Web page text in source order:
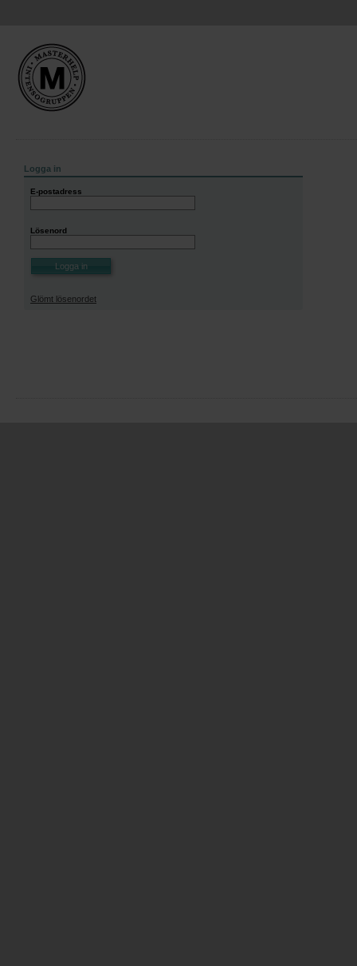
Logga in
E-postadress
Lösenord
Glömt lösenordet